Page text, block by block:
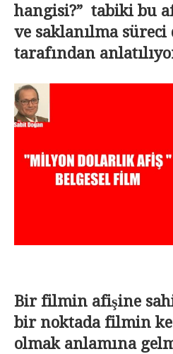
hangisi?” tabiki bu
ve saklanılma
tarafından
Bir filmin afişine
bir noktada filmin
olmak anlamına